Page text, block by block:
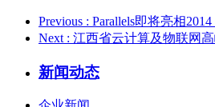
Previous : Parallels即将亮相
Next : 江西省云计算及物联网
新闻动态